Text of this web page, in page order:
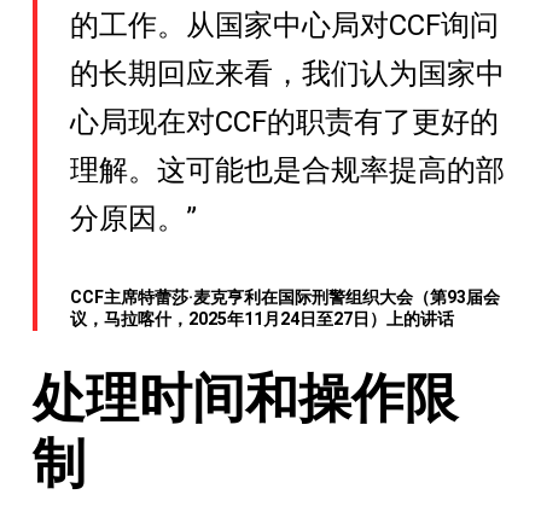
的工作。从国家中心局对CCF询问
的长期回应来看，我们认为国家中
心局现在对CCF的职责有了更好的
理解。这可能也是合规率提高的部
分原因。”
CCF主席特蕾莎·麦克亨利在国际刑警组织大会（第93届会
议，马拉喀什，2025年11月24日至27日）上的讲话
处理时间和操作限
制